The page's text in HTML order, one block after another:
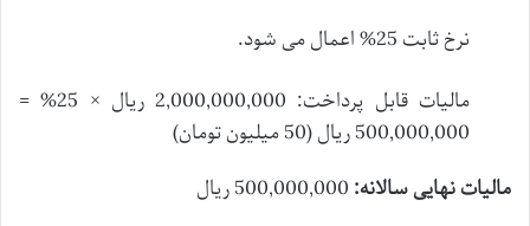
نرخ ثابت 25% اعمال می شود.
مالیات قابل پرداخت: 2,000,000,000 ریال × 25% =
500,000,000 ریال (50 میلیون تومان)
مالیات نهایی سالانه: